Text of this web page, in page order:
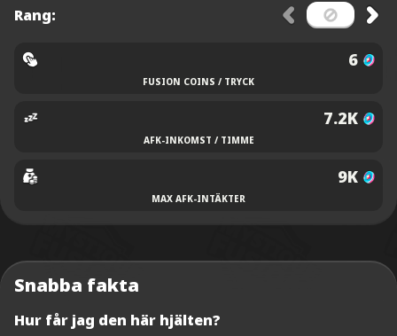
Rang:
6
FUSION COINS / TRYCK
7.2K
AFK-INKOMST / TIMME
9K
MAX AFK-INTÄKTER
Snabba fakta
Hur får jag den här hjälten?